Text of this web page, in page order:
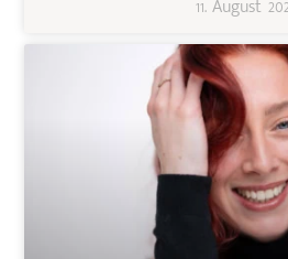
11. August